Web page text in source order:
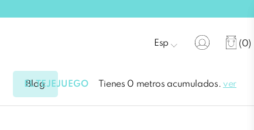
(0)
Esp
Blog
EL TEJEJUEGO Tienes 0 metros acumulados.ver